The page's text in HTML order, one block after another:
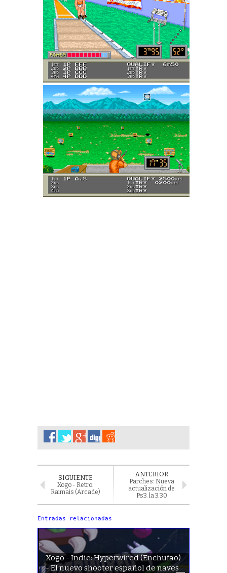
SIGUIENTE
Xogo - Retro:
Raimais (Arcade)
ANTERIOR
Parches: Nueva
actualización de
Ps3. la 3.30
Entradas relacionadas
Xogo - Indie: Hyperwired (Enchufao)
- El nuevo shooter español de naves